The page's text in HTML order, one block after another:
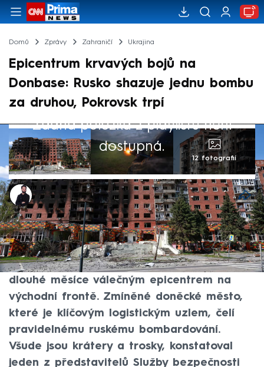
Domů Zprávy Zahraničí Ukrajina
Epicentrum krvavých bojů na
Donbase: Rusko shazuje jednu bombu
za druhou, Pokrovsk trpí
Žádná položka z playlistu není
dostupná.
12 fotografií
Marek Veselý
29. dub 2025, 08:59
Ruská invaze má fatální vliv na podobu
mnoha ukrajinských obcí a měst. Mezi ně
patří například Pokrovsk, jehož okolí je
dlouhé měsíce válečným epicentrem na
východní frontě. Zmíněné doněcké město,
které je klíčovým logistickým uzlem, čelí
pravidelnému ruskému bombardování.
Všude jsou krátery a trosky, konstatoval
jeden z představitelů Služby bezpečnosti